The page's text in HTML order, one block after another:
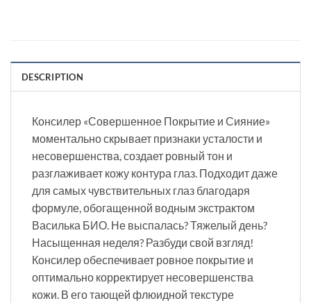
DESCRIPTION
Консилер «Совершенное Покрытие и Сияние»
моментально скрывает признаки усталости и
несовершенства, создает ровный тон и
разглаживает кожу контура глаз. Подходит даже
для самых чувствительных глаз благодаря
формуле, обогащенной водным экстрактом
Василька БИО. Не выспалась? Тяжелый день?
Насыщенная неделя? Разбуди свой взгляд!
Консилер обеспечивает ровное покрытие и
оптимально корректирует несовершенства
кожи. В его тающей флюидной текстуре